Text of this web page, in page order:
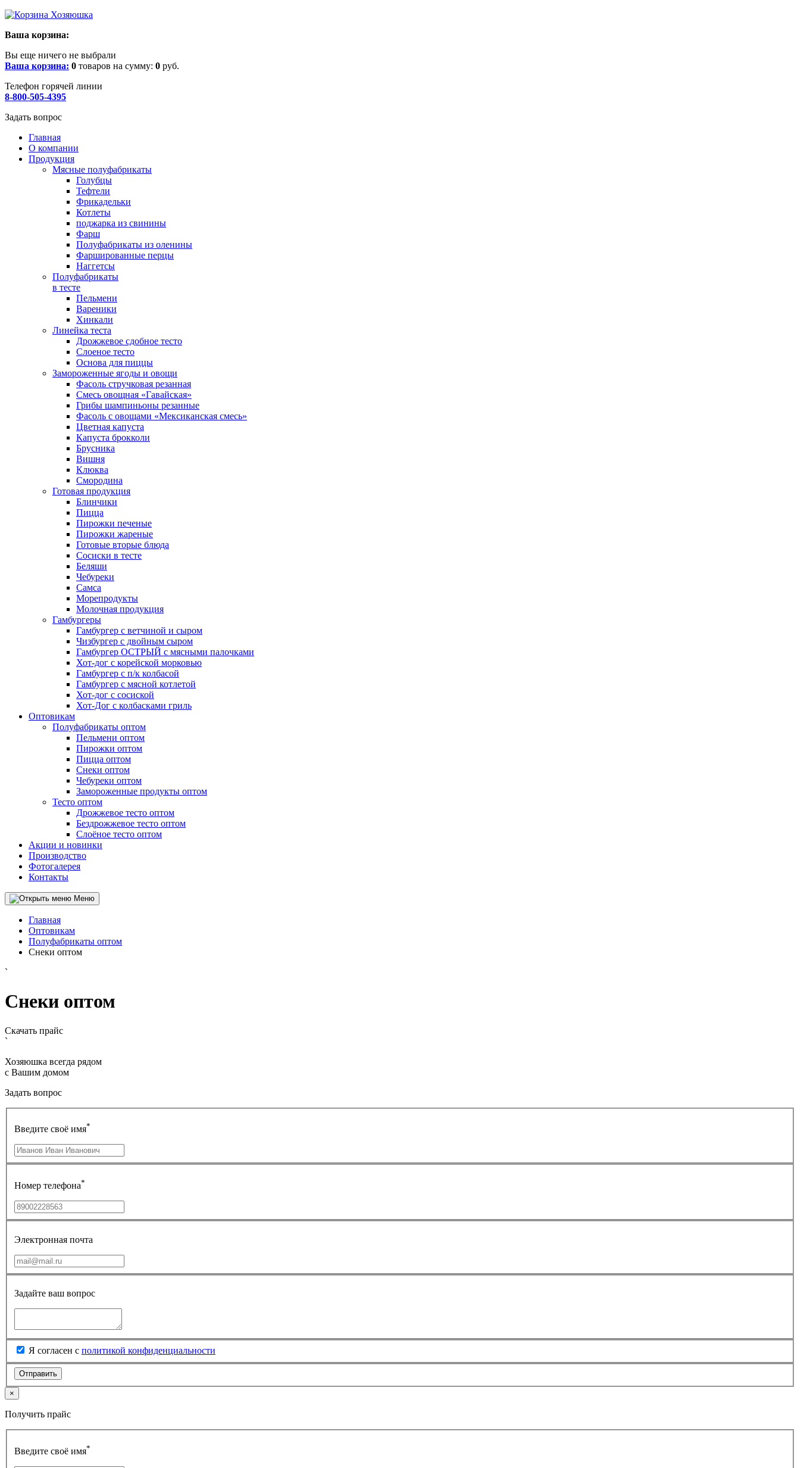
Ваша корзина:
Вы еще ничего не выбрали
Ваша корзина: 0 товаров на сумму: 0 руб.
Телефон горячей линии
8-800-505-4395
Задать вопрос
Главная
О компании
Продукция
Мясные полуфабрикаты
Голубцы
Тефтели
Фрикадельки
Котлеты
поджарка из свинины
Фарш
Полуфабрикаты из оленины
Фаршированные перцы
Наггетсы
Полуфабрикаты
в тесте
Пельмени
Вареники
Хинкали
Линейка теста
Дрожжевое сдобное тесто
Слоеное тесто
Основа для пиццы
Замороженные ягоды и овощи
Фасоль стручковая резанная
Смесь овощная «Гавайская»
Грибы шампиньоны резанные
Фасоль с овощами «Мексиканская смесь»
Цветная капуста
Капуста брокколи
Брусника
Вишня
Клюква
Смородина
Готовая продукция
Блинчики
Пицца
Пирожки печеные
Пирожки жареные
Готовые вторые блюда
Сосиски в тесте
Беляши
Чебуреки
Самса
Морепродукты
Молочная продукция
Гамбургеры
Гамбургер с ветчиной и сыром
Чизбургер с двойным сыром
Гамбургер ОСТРЫЙ с мясными палочками
Хот-дог с корейской морковью
Гамбургер с п/к колбасой
Гамбургер с мясной котлетой
Хот-дог с сосиской
Хот-Дог с колбасками гриль
Оптовикам
Полуфабрикаты оптом
Пельмени оптом
Пирожки оптом
Пицца оптом
Снеки оптом
Чебуреки оптом
Замороженные продукты оптом
Тесто оптом
Дрожжевое тесто оптом
Бездрожжевое тесто оптом
Слоёное тесто оптом
Акции и новинки
Производство
Фотогалерея
Контакты
Меню
Главная
Оптовикам
Полуфабрикаты оптом
Снеки оптом
`
Снеки оптом
Скачать прайс
`
Хозяюшка всегда рядом
с Вашим домом
Задать вопрос
Введите своё имя*
Номер телефона*
Электронная почта
Задайте ваш вопрос
Я согласен с политикой конфиденциальности
×
Получить прайс
Введите своё имя*